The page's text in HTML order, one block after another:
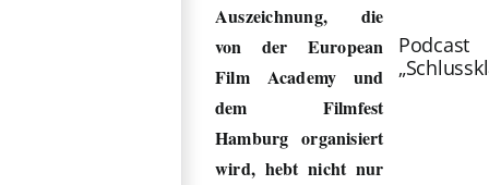
Auszeichnung, die
von der European
Film Academy und
dem Filmfest
Hamburg organisiert
wird, hebt nicht nur
Podcast